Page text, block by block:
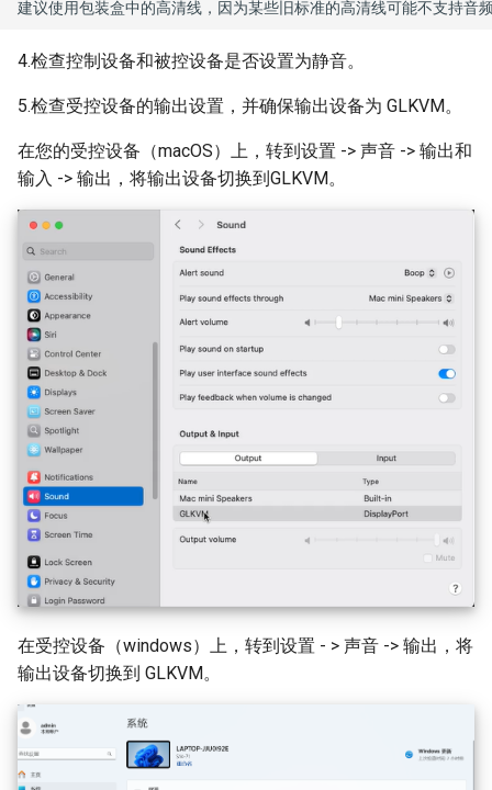
4.检查控制设备和被控设备是否设置为静音。
5.检查受控设备的输出设置，并确保输出设备为 GLKVM。
在您的受控设备（macOS）上，转到设置 -> 声音 -> 输出和
输入 -> 输出，将输出设备切换到GLKVM。
在受控设备（windows）上，转到设置 - > 声音 -> 输出，将
输出设备切换到 GLKVM。